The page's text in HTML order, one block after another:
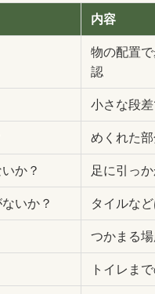
内容
物の配置
認
小さな段
めくれた
か？ 足に引っ
いか？ タイルな
つかまる
トイレま